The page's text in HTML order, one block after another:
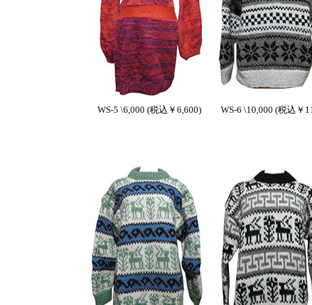
WS-5 \6,000 (税込￥6,600) WS-6 \10,000 (税込￥